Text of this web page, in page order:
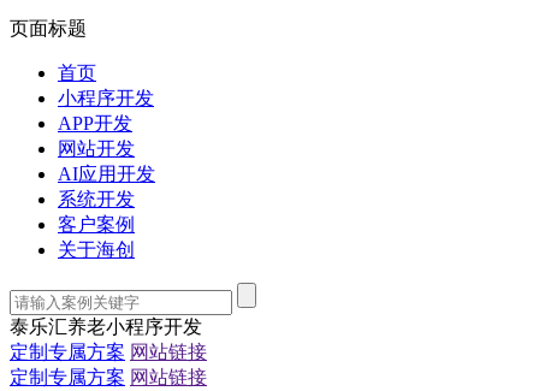
页面标题
首页
小程序开发
APP开发
网站开发
AI应用开发
系统开发
客户案例
关于海创
泰乐汇养老小程序开发
定制专属方案 网站链接
定制专属方案 网站链接